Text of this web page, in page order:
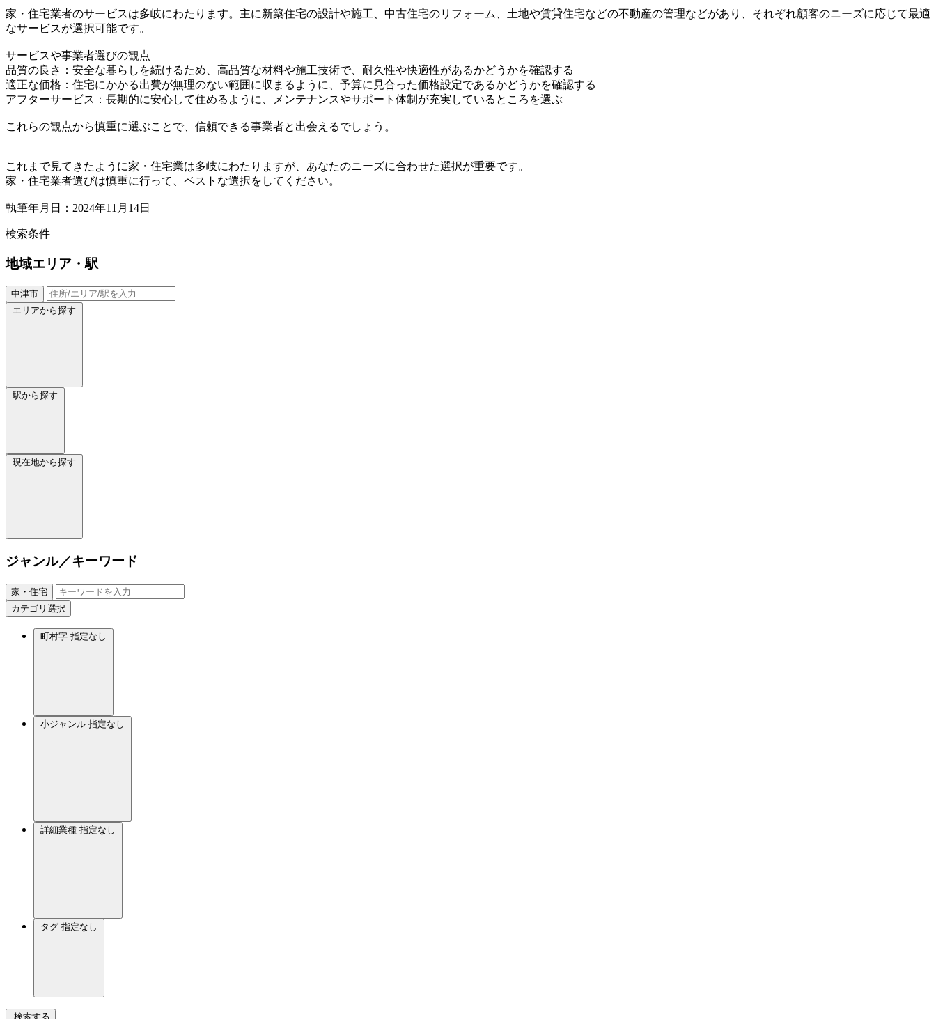
家・住宅業者のサービスは多岐にわたります。主に新築住宅の設計や施工、中古住宅のリフォーム、土地や賃貸住宅などの不動産の管理などがあり、それぞれ顧客のニーズに応じて最適
なサービスが選択可能です。
サービスや事業者選びの観点
品質の良さ：安全な暮らしを続けるため、高品質な材料や施工技術で、耐久性や快適性があるかどうかを確認する
適正な価格：住宅にかかる出費が無理のない範囲に収まるように、予算に見合った価格設定であるかどうかを確認する
アフターサービス：長期的に安心して住めるように、メンテナンスやサポート体制が充実しているところを選ぶ
これらの観点から慎重に選ぶことで、信頼できる事業者と出会えるでしょう。
これまで見てきたように家・住宅業は多岐にわたりますが、あなたのニーズに合わせた選択が重要です。
家・住宅業者選びは慎重に行って、ベストな選択をしてください。
執筆年月日：2024年11月14日
検索条件
地域エリア・駅
中津市
エリアから探す
駅から探す
現在地から探す
ジャンル／キーワード
家・住宅
カテゴリ選択
町村字 指定なし
小ジャンル 指定なし
詳細業種 指定なし
タグ 指定なし
検索する